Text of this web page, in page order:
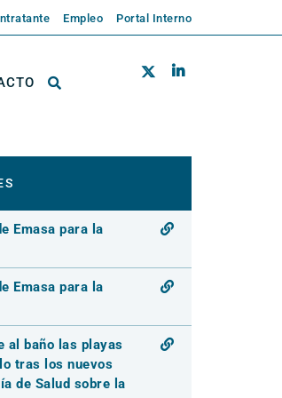
Empleo Portal Interno
Emasa para la
Emasa para la
al baño las playas
tras los nuevos
de Salud sobre la